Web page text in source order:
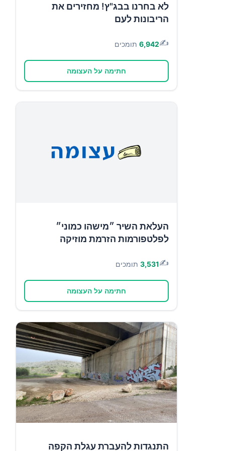
לא בחרנו בבג"ץ! מחזירים את
הריבונות לעם
✍️
6,942 תומכים
חתימה על העצומה
העלאת השיר ״מישהו כמוני״
לפלטפורמות הזרמת מוזיקה
✍️
3,531 תומכים
חתימה על העצומה
התנגדות להעברת עגלת הקפה